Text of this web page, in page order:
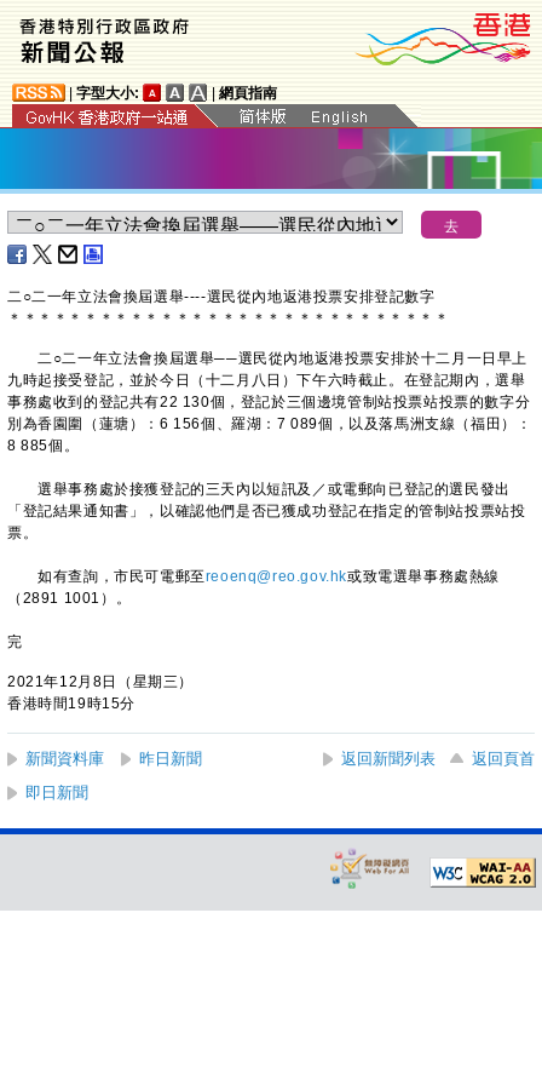
字型大小: 網頁指南
二○二一年立法會換屆選舉----選民從內地返港投票安排登記數字
＊ ＊ ＊ ＊ ＊ ＊ ＊ ＊ ＊ ＊ ＊ ＊ ＊ ＊ ＊ ＊ ＊ ＊ ＊ ＊ ＊ ＊ ＊ ＊ ＊ ＊ ＊ ＊ ＊
二○二一年立法會換屆選舉──選民從內地返港投票安排於十二月一日早上
九時起接受登記，並於今日（十二月八日）下午六時截止。在登記期內，選舉
事務處收到的登記共有22 130個，登記於三個邊境管制站投票站投票的數字分
別為香園圍（蓮塘）：6 156個、羅湖：7 089個，以及落馬洲支線（福田）：
8 885個。
選舉事務處於接獲登記的三天內以短訊及／或電郵向已登記的選民發出
「登記結果通知書」，以確認他們是否已獲成功登記在指定的管制站投票站投
票。
如有查詢，市民可電郵至reoenq@reo.gov.hk或致電選舉事務處熱線
（2891 1001）。
完
2021年12月8日（星期三）
香港時間19時15分
新聞資料庫 昨日新聞 返回新聞列表
返回頁首
即日新聞